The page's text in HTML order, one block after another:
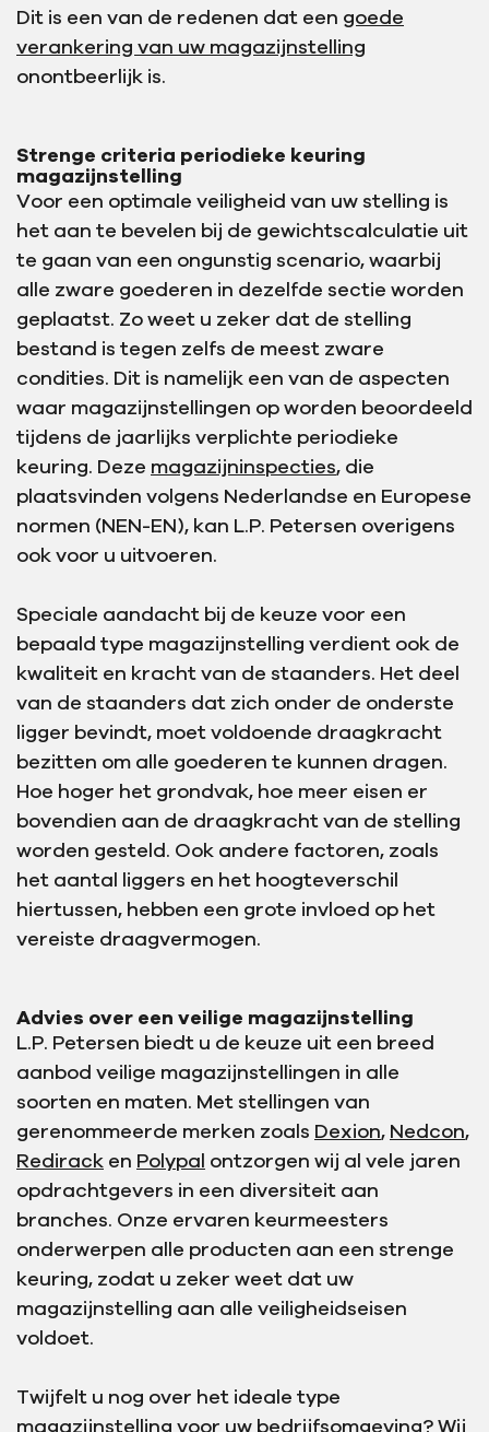
Dit is een van de redenen dat een goede
verankering van uw magazijnstelling
onontbeerlijk is.
Strenge criteria periodieke keuring
magazijnstelling
Voor een optimale veiligheid van uw stelling is
het aan te bevelen bij de gewichtscalculatie uit
te gaan van een ongunstig scenario, waarbij
alle zware goederen in dezelfde sectie worden
geplaatst. Zo weet u zeker dat de stelling
bestand is tegen zelfs de meest zware
condities. Dit is namelijk een van de aspecten
waar magazijnstellingen op worden beoordeeld
tijdens de jaarlijks verplichte periodieke
keuring. Deze magazijninspecties, die
plaatsvinden volgens Nederlandse en Europese
normen (NEN-EN), kan L.P. Petersen overigens
ook voor u uitvoeren.
Speciale aandacht bij de keuze voor een
bepaald type magazijnstelling verdient ook de
kwaliteit en kracht van de staanders. Het deel
van de staanders dat zich onder de onderste
ligger bevindt, moet voldoende draagkracht
bezitten om alle goederen te kunnen dragen.
Hoe hoger het grondvak, hoe meer eisen er
bovendien aan de draagkracht van de stelling
worden gesteld. Ook andere factoren, zoals
het aantal liggers en het hoogteverschil
hiertussen, hebben een grote invloed op het
vereiste draagvermogen.
Advies over een veilige magazijnstelling
L.P. Petersen biedt u de keuze uit een breed
aanbod veilige magazijnstellingen in alle
soorten en maten. Met stellingen van
gerenommeerde merken zoals Dexion, Nedcon,
Redirack en Polypal ontzorgen wij al vele jaren
opdrachtgevers in een diversiteit aan
branches. Onze ervaren keurmeesters
onderwerpen alle producten aan een strenge
keuring, zodat u zeker weet dat uw
magazijnstelling aan alle veiligheidseisen
voldoet.
Twijfelt u nog over het ideale type
magazijnstelling voor uw bedrijfsomgeving? Wij